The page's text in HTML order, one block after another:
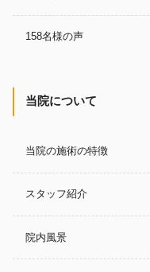
158名様の声
当院について
当院の施術の特徴
スタッフ紹介
院内風景